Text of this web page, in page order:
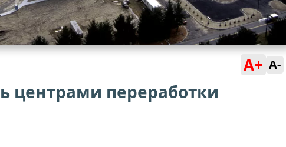
A+ A-
центрами переработки